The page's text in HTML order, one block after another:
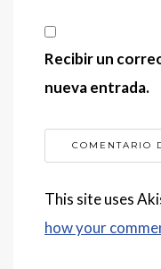
Recibir un
nueva entrada.
This site uses
how your